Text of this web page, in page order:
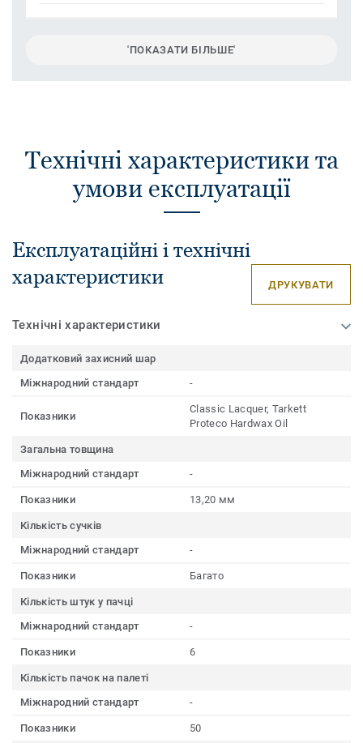
'ПОКАЗАТИ БІЛЬШЕ'
Технічні характеристики та
умови експлуатації
Експлуатаційні і технічні
характеристики
ДРУКУВАТИ
Технічні характеристики
Додатковий захисний шар
Міжнародний стандарт
-
Показники
Сlassiс Lacquer, Tarkett
Proteco Hardwax Oil
Загальна товщина
Міжнародний стандарт
-
Показники 13,20 мм
Кількість сучків
Міжнародний стандарт
-
Показники Багато
Кількість штук у пачці
Міжнародний стандарт
-
Показники 6
Кількість пачок на палеті
Міжнародний стандарт
-
Показники 50